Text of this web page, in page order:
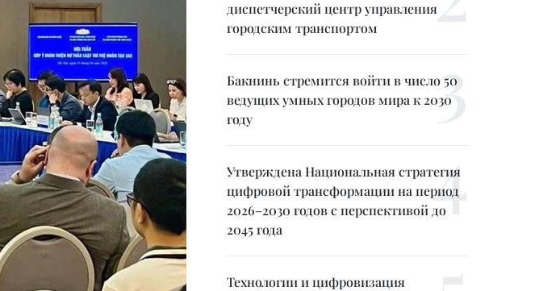
диспетчерский центр управления
городским транспортом
Бакнинь стремится войти в число 50
ведущих умных городов мира к 2030
году
Утверждена Национальная стратегия
цифровой трансформации на период
2026–2030 годов с перспективой до
2045 года
Технологии и цифровизация